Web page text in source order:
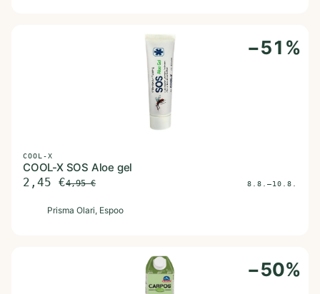
−51 %
COOL-X
COOL-X SOS Aloe gel
2,45 €4,95€ 8.8.–10.8.
Prisma Olari, Espoo
−50%